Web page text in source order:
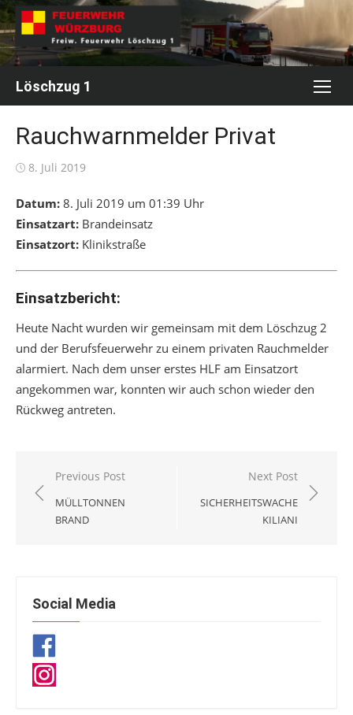
Skip
to
content
Löschzug 1
Rauchwarnmelder Privat
Posted
8. Juli 2019
Datum: 8. Juli 2019 um 01:39 Uhr
Einsatzart: Brandeinsatz
Einsatzort: Klinikstraße
Einsatzbericht:
Heute Nacht wurden wir gemeinsam mit dem Löschzug 2
und der Berufsfeuerwehr zu einem privaten Rauchmelder
alarmiert. Nach dem unser erstes HLF am Einsatzort
angekommen war, konnten wir auch schon wieder den
Rückweg antreten.
Beitragsnavigation
Previous Post
MÜLLTONNEN
BRAND
Next Post
SICHERHEITSWACHE
KILIANI
Social Media